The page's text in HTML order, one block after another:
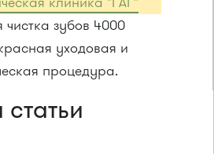
зубов 4000
уходовая и
процедура.